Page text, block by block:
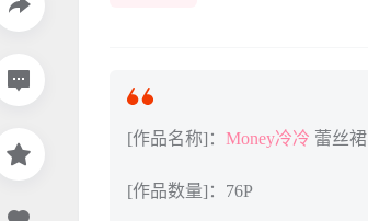
[作品名称]： Money冷冷 蕾丝裙
[作品数量]：76P